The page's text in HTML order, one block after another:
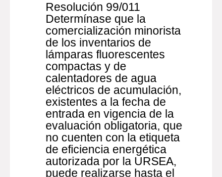
Resolución 99/011
Determínase que la
comercialización minorista
de los inventarios de
lámparas fluorescentes
compactas y de
calentadores de agua
eléctricos de acumulación,
existentes a la fecha de
entrada en vigencia de la
evaluación obligatoria, que
no cuenten con la etiqueta
de eficiencia energética
autorizada por la URSEA,
puede realizarse hasta el